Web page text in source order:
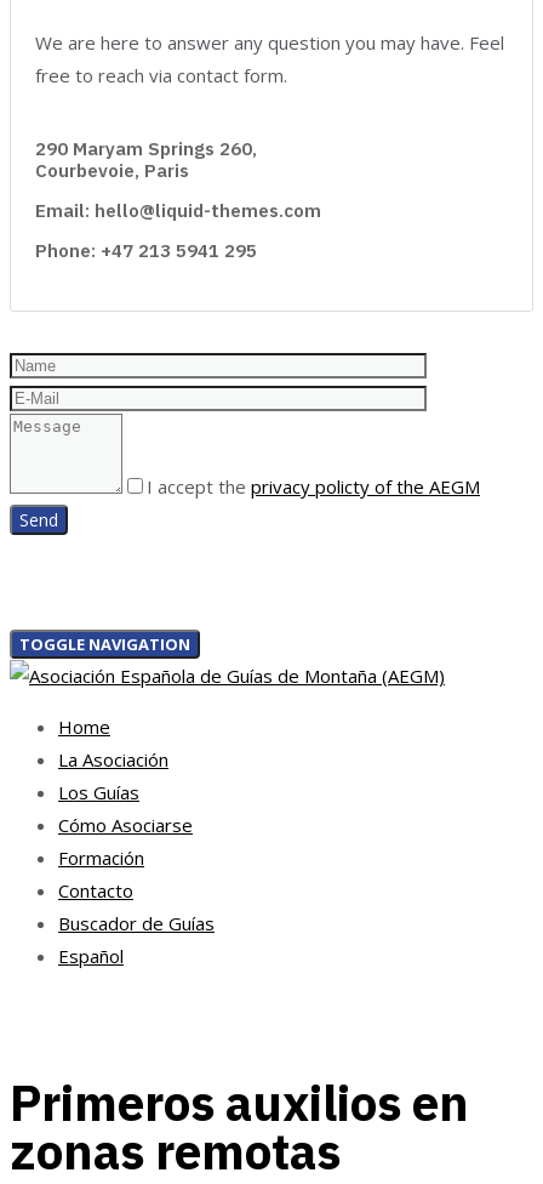
We are here to answer any question you may have. Feel
free to reach via contact form.
290 Maryam Springs 260,
Courbevoie, Paris
Email: hello@liquid-themes.com
Phone: +47 213 5941 295
I accept the privacy policty of the AEGM
TOGGLE NAVIGATION
Home
La Asociación
Los Guías
Cómo Asociarse
Formación
Contacto
Buscador de Guías
Español
Primeros auxilios en
zonas remotas